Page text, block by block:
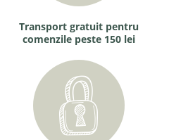
Transport gratuit pentru
comenzile peste 150 lei